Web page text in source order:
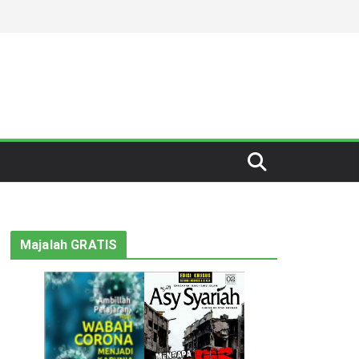
Majalah GRATIS